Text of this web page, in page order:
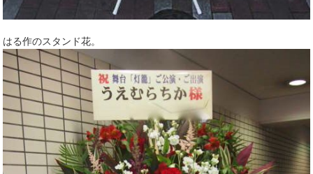
はる作のスタンド花。